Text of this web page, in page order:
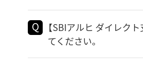
【SBIアルヒ ダイレク
てください。